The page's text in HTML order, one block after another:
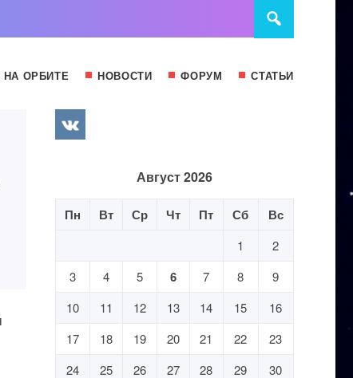
НА ОРБИТЕ НОВОСТИ ФОРУМ СТАТЬИ
Август 2026
Пн Вт Ср Чт Пт Сб Вс
1
2
3
4 5 6 7 8
9
10
11 12 13 14 15
16
17
18 19 20 21 22
23
24
25 26 27 28 29
30